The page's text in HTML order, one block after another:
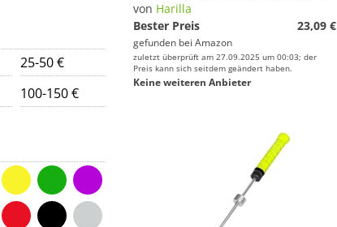
25-50 €
100-150 €
von Harilla
Bester Preis
23,09 €
gefunden bei Amazon
zuletzt überprüft am 27.09.2025 um 00:03; der
Preis kann sich seitdem geändert haben.
Keine weiteren Anbieter